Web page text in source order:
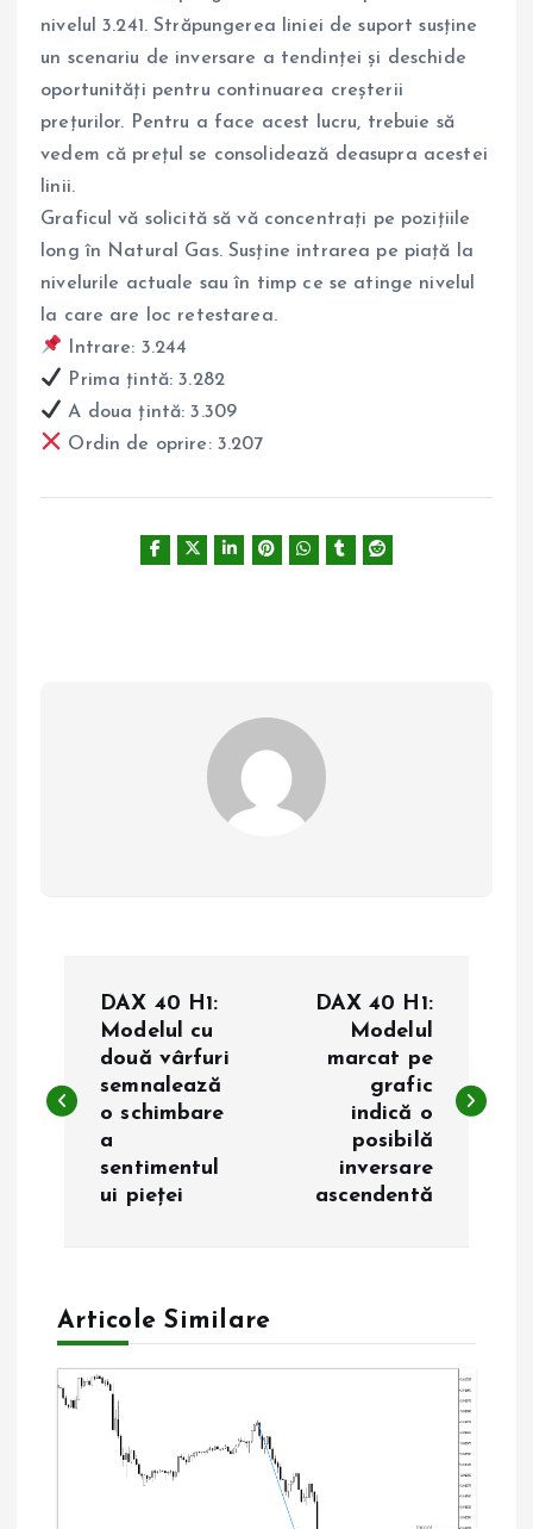
nivelul 3.241. Străpungerea liniei de suport susține
un scenariu de inversare a tendinței și deschide
oportunități pentru continuarea creșterii
prețurilor. Pentru a face acest lucru, trebuie să
vedem că prețul se consolidează deasupra acestei
linii.
Graficul vă solicită să vă concentrați pe pozițiile
long în Natural Gas. Susține intrarea pe piață la
nivelurile actuale sau în timp ce se atinge nivelul
la care are loc retestarea.
Intrare: 3.244
Prima țintă: 3.282
A doua țintă: 3.309
Ordin de oprire: 3.207
v
r
e
DAX 40 H1:
Modelul cu
două vârfuri
semnalează
o schimbare
a
sentimentul
ui pieței
DAX 40 H1:
Modelul
marcat pe
grafic
indică o
posibilă
inversare
ascendentă
Articole Similare